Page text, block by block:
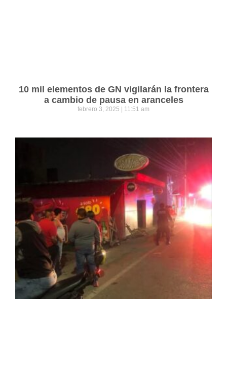
10 mil elementos de GN vigilarán la frontera
a cambio de pausa en aranceles
febrero 3, 2025 11:51 am